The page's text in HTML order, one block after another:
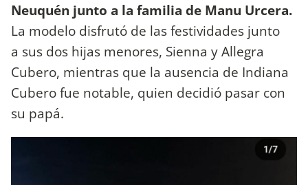
Neuquén junto a la familia de Manu Urcera.
La modelo disfrutó de las festividades junto
a sus dos hijas menores, Sienna y Allegra
Cubero, mientras que la ausencia de Indiana
Cubero fue notable, quien decidió pasar con
su papá.